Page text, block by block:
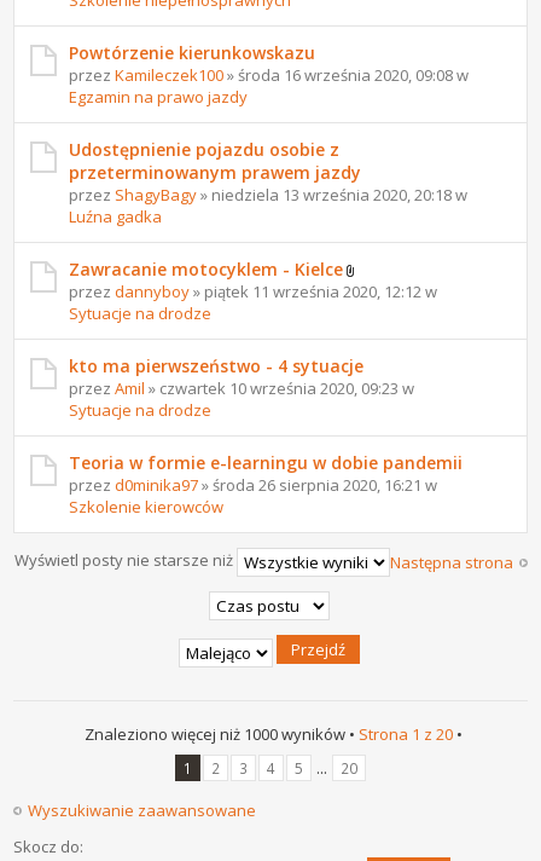
Powtórzenie kierunkowskazu
przezKamileczek100» środa 16 września 2020, 09:08 w
Egzamin na prawo jazdy
Udostępnienie pojazdu osobie z
przeterminowanym prawem jazdy
przez ShagyBagy» niedziela 13 września 2020, 20:18 w
Luźna gadka
Zawracanie motocyklem - Kielce
przezdannyboy» piątek 11 września 2020, 12:12 w
Sytuacje na drodze
kto ma pierwszeństwo - 4 sytuacje
przezAmil » czwartek 10 września 2020, 09:23 w
Sytuacje na drodze
Teoria w formie e-learningu w dobie pandemii
przezd0minika97» środa 26 sierpnia 2020, 16:21 w
Szkolenie kierowców
Następna strona
Wyświetl posty nie starsze niż
Znaleziono więcej niż 1000 wyników • Strona 1 z 20 •
1 2 3 4 5 ... 20
Wyszukiwanie zaawansowane
Skocz do: